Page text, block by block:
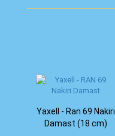
Yaxell - Ran 69 Nakiri
Damast (18 cm)